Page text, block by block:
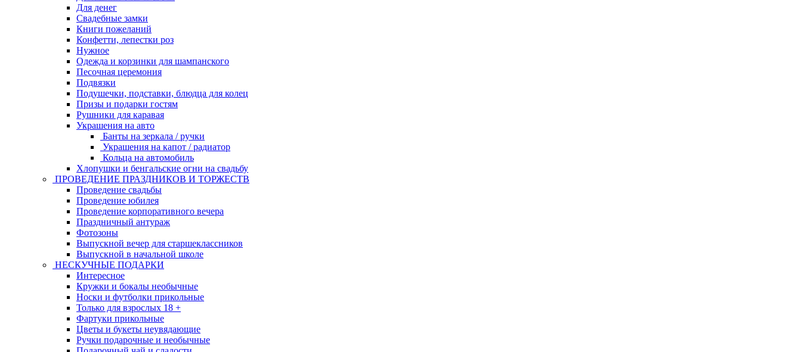
Для денег
Свадебные замки
Книги пожеланий
Конфетти, лепестки роз
Нужное
Одежда и корзинки для шампанского
Песочная церемония
Подвязки
Подушечки, подставки, блюдца для колец
Призы и подарки гостям
Рушники для каравая
Украшения на авто
Банты на зеркала / ручки
Украшения на капот / радиатор
Кольца на автомобиль
Хлопушки и бенгальские огни на свадьбу
ПРОВЕДЕНИЕ ПРАЗДНИКОВ И ТОРЖЕСТВ
Проведение свадьбы
Проведение юбилея
Проведение корпоративного вечера
Праздничный антураж
Фотозоны
Выпускной вечер для старшеклассников
Выпускной в начальной школе
НЕСКУЧНЫЕ ПОДАРКИ
Интересное
Кружки и бокалы необычные
Носки и футболки прикольные
Только для взрослых 18 +
Фартуки прикольные
Цветы и букеты неувядающие
Ручки подарочные и необычные